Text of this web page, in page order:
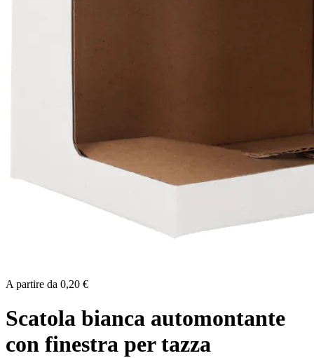
A partire da 0,20 €
Scatola bianca automontante
con finestra per tazza